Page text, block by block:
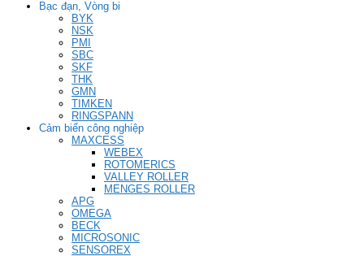
Bạc đạn, Vòng bi
BYK
NSK
PMI
SBC
SKF
THK
GMN
TIMKEN
RINGSPANN
Cảm biến công nghiệp
MAXCESS
WEBEX
ROTOMERICS
VALLEY ROLLER
MENGES ROLLER
APG
OMEGA
BECK
MICROSONIC
SENSOREX